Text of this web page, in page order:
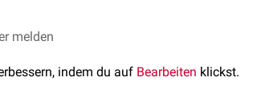
sich die
Enzymen wird das Schleimhautgewebe
melden
indem du auf Bearbeiten klickst.